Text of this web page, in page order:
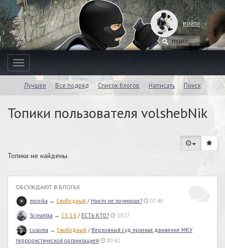
войти
Toggle
navigation
Лучшее Все подряд Список блогов Написать Поиск
Топики пользователя volshebNik
Топики не найдены.
ОБСУЖДАЮТ В БЛОГАХ
mopika → Свободный / Никто не поумирал? 07:40
Screamka → CS 1.6 / ЕСТЬ КТО? 18:27
cusoma → Свободный / Верховный суд признал движение МКУ
террористической организацией
00:42